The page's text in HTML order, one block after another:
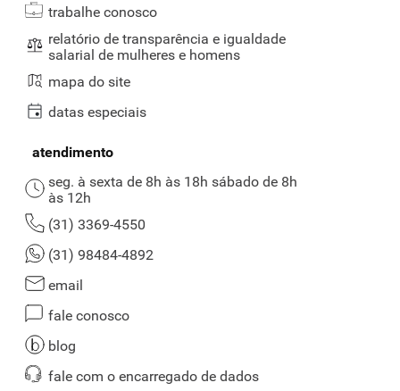
trabalhe conosco
relatório de transparência e igualdade
salarial de mulheres e homens
mapa do site
datas especiais
atendimento
seg. à sexta de 8h às 18h sábado de 8h
às 12h
(31) 3369-4550
(31) 98484-4892
email
fale conosco
blog
fale com o encarregado de dados